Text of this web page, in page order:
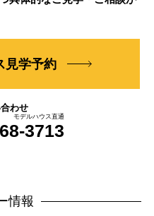
見学予約
わせ
3713
モデルハウス直通
情報